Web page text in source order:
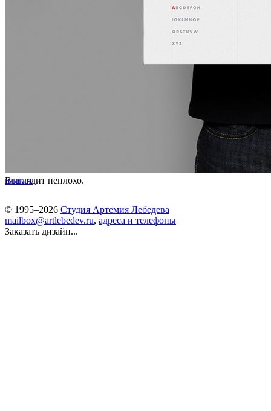
Выглядит неплохо.
плакат
© 1995–2026 Студия Артемия Лебедева
mailbox@artlebedev.ru, адреса и телефоны
Заказать дизайн...